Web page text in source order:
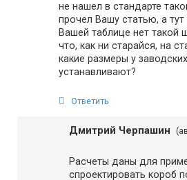
не нашел в стандарте
прочел Вашу статью, а
Вашей таблице нет такой
что, как ни старайся, на
какие размеры у
устанавливают?
Ответить
Дмитрий Черпашин
Расчеты даны для
спроектировать короб